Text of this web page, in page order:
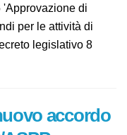
'Approvazione di
per le attività di
legislativo 8
nuovo